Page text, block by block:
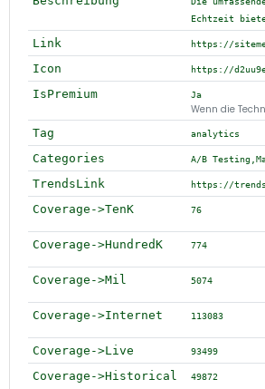
Echtzeit
Link https://
Icon
https://
IsPremium
Ja
Wenn die
Tag analytics
Categories
A/B
TrendsLink
https://
Coverage->TenK
76
Coverage->HundredK
774
Coverage->Mil
5074
Coverage->Internet
113083
Coverage->Live
93499
Coverage->Historical
49872